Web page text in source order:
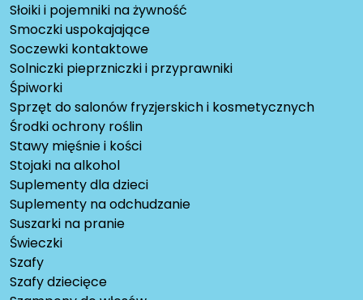
Słoiki i pojemniki na żywność
Smoczki uspokajające
Soczewki kontaktowe
Solniczki pieprzniczki i przyprawniki
Śpiworki
Sprzęt do salonów fryzjerskich i kosmetycznych
Środki ochrony roślin
Stawy mięśnie i kości
Stojaki na alkohol
Suplementy dla dzieci
Suplementy na odchudzanie
Suszarki na pranie
Świeczki
Szafy
Szafy dziecięce